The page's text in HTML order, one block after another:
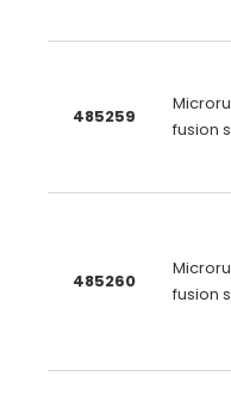
485259
fusion
485260
fusion